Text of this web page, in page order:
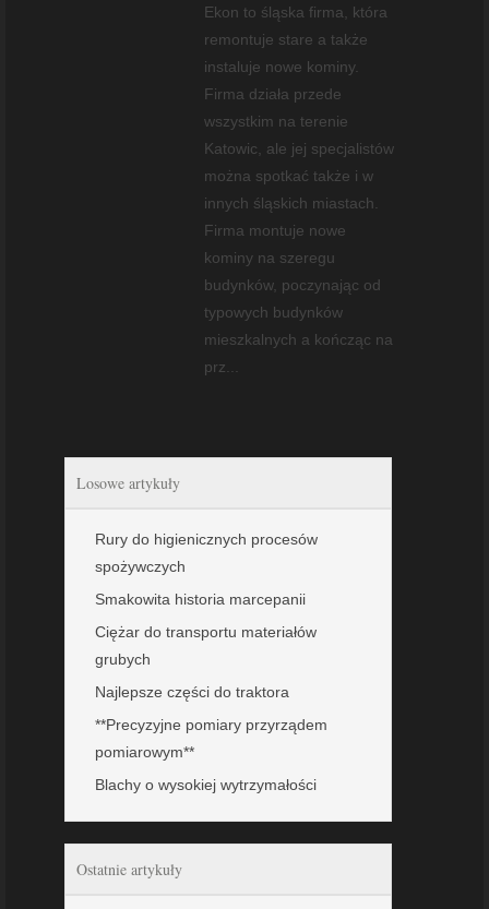
Ekon to śląska firma, która
remontuje stare a także
instaluje nowe kominy.
Firma działa przede
wszystkim na terenie
Katowic, ale jej specjalistów
można spotkać także i w
innych śląskich miastach.
Firma montuje nowe
kominy na szeregu
budynków, poczynając od
typowych budynków
mieszkalnych a kończąc na
prz...
Losowe artykuły
Rury do higienicznych procesów
spożywczych
Smakowita historia marcepanii
Ciężar do transportu materiałów
grubych
Najlepsze części do traktora
**Precyzyjne pomiary przyrządem
pomiarowym**
Blachy o wysokiej wytrzymałości
Ostatnie artykuły